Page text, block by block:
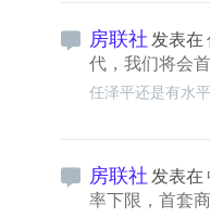
房联社 发表在
代，我们将会
任泽平还是有水
房联社 发表在
率下限，首套